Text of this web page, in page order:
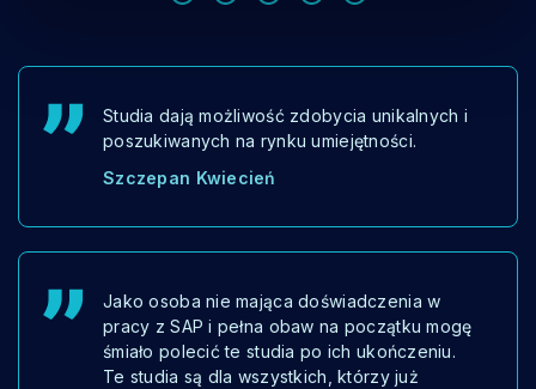
Studia dają możliwość zdobycia unikalnych i
poszukiwanych na rynku umiejętności.
Szczepan Kwiecień
Jako osoba nie mająca doświadczenia w
pracy z SAP i pełna obaw na początku mogę
śmiało polecić te studia po ich ukończeniu.
Te studia są dla wszystkich, którzy już